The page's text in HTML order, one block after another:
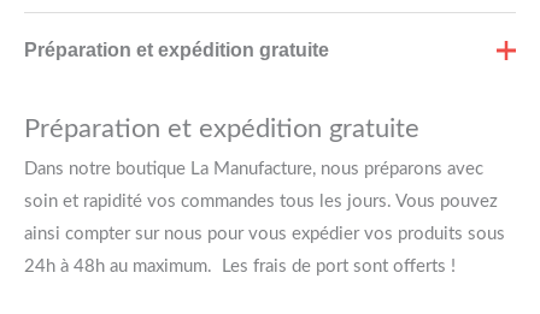
Préparation et expédition gratuite
Préparation et expédition gratuite
Dans notre boutique La Manufacture, nous préparons avec
soin et rapidité vos commandes tous les jours. Vous pouvez
ainsi compter sur nous pour vous expédier vos produits sous
24h à 48h au maximum. Les frais de port sont offerts !